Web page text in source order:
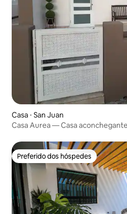
Casa ⋅ San Juan
Casa Aurea — Casa
Preferido dos hóspedes
Preferido dos hóspedes